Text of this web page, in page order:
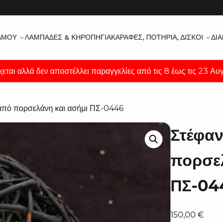
ΛΑΜΠΆΔΕΣ & ΚΗΡΟΠΉΓΙΑΚΑΡΆΦΕΣ, ΠΟΤΉΡΙΑ, ΔΊΣΚΟΙ
αλλά δεν αποστέλλει παραγγελίες από τις 8 έως τις 23
πορσελάνη και ασήμι ΠΣ-0446
ΠΣ-
150,00€